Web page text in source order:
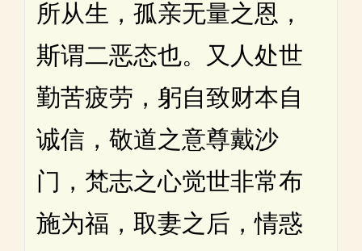
所从生，孤亲无量之恩，
斯谓二恶态也。又人处世
勤苦疲劳，躬自致财本自
诚信，敬道之意尊戴沙
门，梵志之心觉世非常布
施为福，取妻之后，情惑